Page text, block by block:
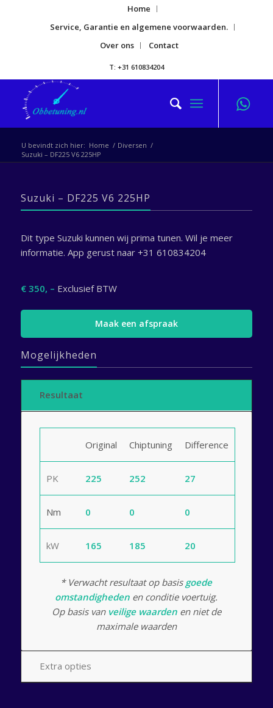
Home
Service, Garantie en algemene voorwaarden.
Over ons
Contact
T: +31 610834204
U bevindt zich hier: Home / Diversen /
Suzuki – DF225 V6 225HP
Suzuki – DF225 V6 225HP
Dit type Suzuki kunnen wij prima tunen. Wil je meer
informatie. App gerust naar +31 610834204
€ 350, – Exclusief BTW
Maak een afspraak
Mogelijkheden
Resultaat
Original Chiptuning Difference
PK 225 252 27
Nm 0 0 0
kW 165 185 20
* Verwacht resultaat op basis goede
omstandigheden en conditie voertuig.
Op basis van veilige waardenen niet de
maximale waarden
Extra opties